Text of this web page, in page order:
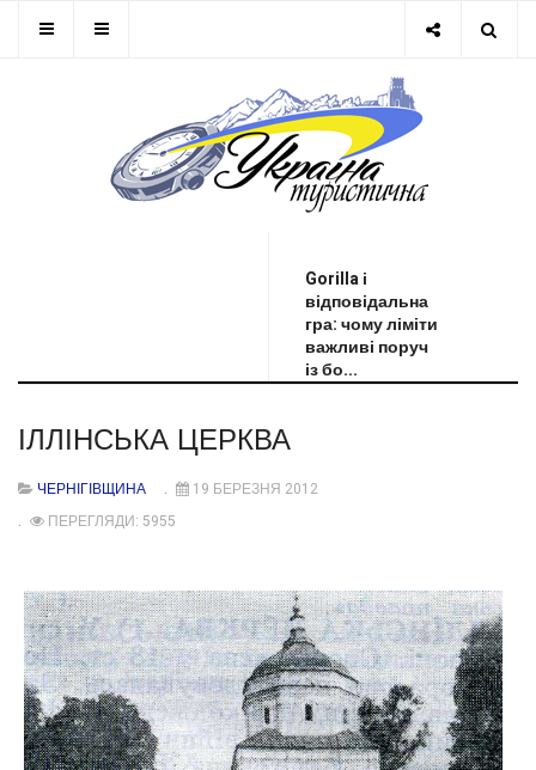
Gorilla і
відповідальна
гра: чому ліміти
важливі поруч
із бо...
ІЛЛІНСЬКА ЦЕРКВА
ЧЕРНІГІВЩИНА
19 БЕРЕЗНЯ 2012
ПЕРЕГЛЯДИ: 5955